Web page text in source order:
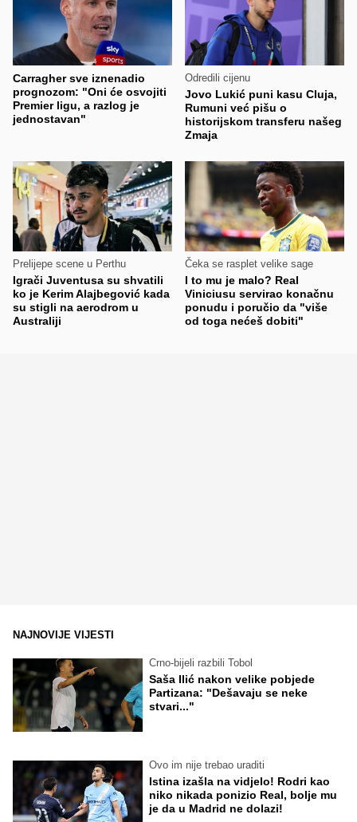
Carragher sve iznenadio
prognozom: "Oni će osvojiti
Premier ligu, a razlog je
jednostavan"
Odredili cijenu
Jovo Lukić puni kasu Cluja,
Rumuni već pišu o
historijskom transferu našeg
Zmaja
Prelijepe scene u Perthu
Igrači Juventusa su shvatili
ko je Kerim Alajbegović kada
su stigli na aerodrom u
Australiji
Čeka se rasplet velike sage
I to mu je malo? Real
Viniciusu servirao konačnu
ponudu i poručio da "više
od toga nećeš dobiti"
NAJNOVIJE VIJESTI
Crno-bijeli razbili Tobol
Saša Ilić nakon velike pobjede
Partizana: "Dešavaju se neke
stvari..."
Ovo im nije trebao uraditi
Istina izašla na vidjelo! Rodri kao
niko nikada ponizio Real, bolje mu
je da u Madrid ne dolazi!